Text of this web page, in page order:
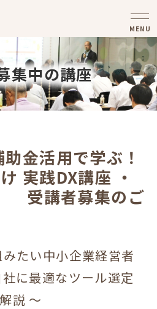
MENU
集中の講座
助金活用で学ぶ！
実践DX講座 ・
受講者募集のご
い中小企業経営者
に最適なツール選定
説 ～